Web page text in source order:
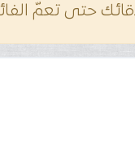
حتى تعمّ